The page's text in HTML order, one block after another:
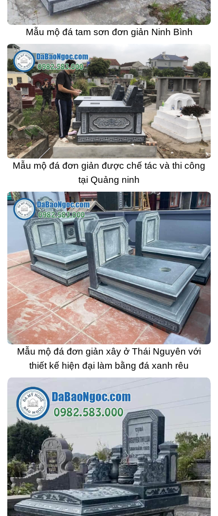
Mẫu mộ đá tam sơn đơn giản Ninh Bình
Mẫu mộ đá đơn giản được chế tác và thi công
tại Quảng ninh
Mẫu mộ đá đơn giản xây ở Thái Nguyên với
thiết kế hiện đại làm bằng đá xanh rêu